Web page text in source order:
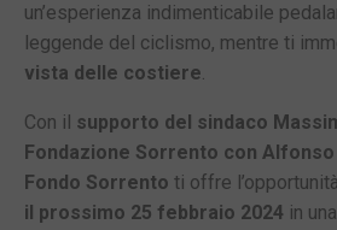
un’esperienza indimenticabile
leggende del ciclismo, mentre ti
vista delle costiere.
Con il supporto del sindaco
Fondazione Sorrento con
Fondo Sorrento ti offre
il prossimo 25 febbraio 2024 in